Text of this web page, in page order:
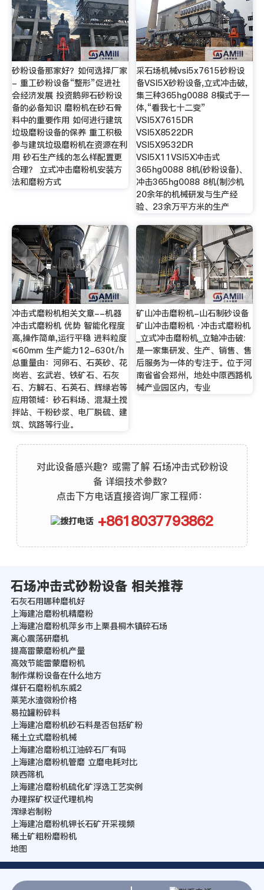
砂粉设备那家好？如何选择厂家
- 重工砂粉设备“整形”促进社
会经济发展 投资鹅卵石砂粉设
备的必备知识 磨粉机在砂石骨
料中的重要作用 如何进行建筑
垃圾磨粉设备的保养 重工积极
参与建筑垃圾磨粉机在资源在利
用 砂石生产线的怎么样配置更
合理？ 立式冲击磨粉机安装方
法和磨粉方式
采石场机械vsi5x7615砂粉设
备VSI5X砂粉设备,立式冲击破,
集三种365hg0088 8模式于一
体,“看我七十二变”
VSI5X7615DR
VSI5X8522DR
VSI5X9532DR
VSI5X11VSI5X冲击式
365hg0088 8机(砂粉设备)、
冲击365hg0088 8机(制沙机
20余年的机械研发与生产经
验、23余万平方米的生产
冲击式磨粉机相关文章--机器
冲击式磨粉机 优势 智能化程度
高,操作简单,运行平稳 进料粒度
≤60mm 生产能力12-630t/h
总重量由：河卵石、石英砂、花
岗岩、玄武岩、铁矿石、石灰
石、方解石、石英石、辉绿岩等
应用领域：砂石料场、混凝土搅
拌站、干粉砂浆、电厂脱硫、建
筑、筑路等行业。
矿山冲击磨粉机-山石制砂设备
矿山冲击磨粉机 ·冲击式磨粉机
_立式冲击磨粉机_立轴冲击破:
是一家集研发、生产、销售、售
后服务为一体的专注于。位于河
南省省会郑州，地处中原西路机
械产业园区内，专业
对此设备感兴趣？或需了解 石场冲击式砂粉设
备 详细技术参数？
点击下方电话直接咨询厂家工程师：
+8618037793862
石场冲击式砂粉设备 相关推荐
石灰石用哪种磨机好
上海建冶磨粉机精磨粉
上海建冶磨粉机萍乡市上栗县桐木镇碎石场
离心震荡研磨机
提高雷蒙磨粉机产量
高效节能雷蒙磨粉机
制作煤粉设备在什么地方
煤矸石磨粉机东威2
莱芜水渣微粉价格
易拉罐粉碎料
上海建冶磨粉机砂石料是否包括矿粉
稀土立式磨粉机械
上海建冶磨粉机江油碎石厂有吗
上海建冶磨粉机管磨 立磨电耗对比
陕西筛机
上海建冶磨粉机硫化矿浮选工艺实例
办理探矿权证代理机构
浑绿岩制粉
上海建冶磨粉机钾长石矿开采视频
稀土矿粗粉磨粉机
地图